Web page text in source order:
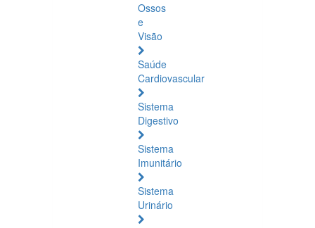
Ossos
e
Visão
Saúde
Cardiovascular
Sistema
Digestivo
Sistema
Imunitário
Sistema
Urinário